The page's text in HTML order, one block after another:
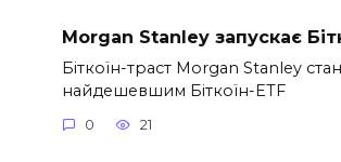
Morgan Stanley запускає
Біткоїн-траст Morgan Stanley
найдешевшим Біткоїн-ETF
0 21